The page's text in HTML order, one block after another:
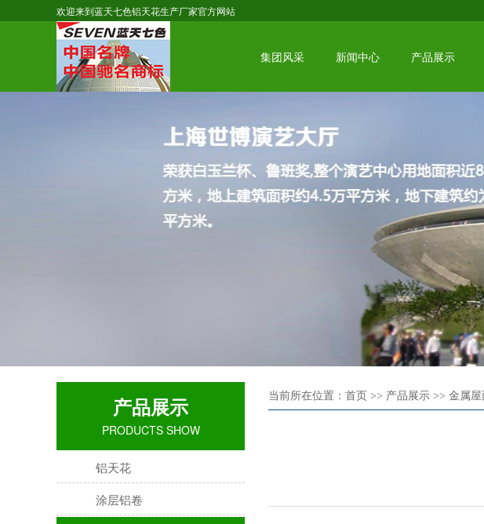
欢迎来到蓝天七色铝天花生产厂家官方网站
集团风采 新闻中心 产品展示
产品展示
PRODUCTS SHOW
铝天花
涂层铝卷
当前所在位置：首页 >> 产品展示 >> 金属